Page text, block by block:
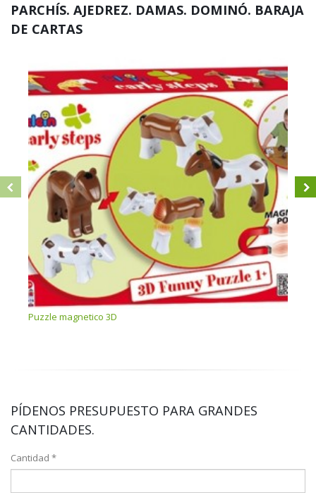
PARCHÍS. AJEDREZ. DAMAS. DOMINÓ. BARAJA
DE CARTAS
Puzzle magnetico 3D
PÍDENOS PRESUPUESTO PARA GRANDES
CANTIDADES.
Cantidad *